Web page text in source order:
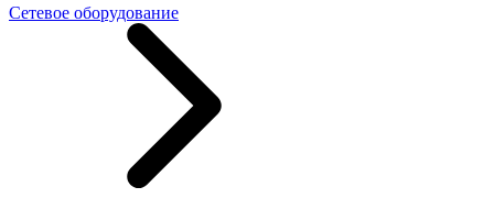
Сетевое оборудование